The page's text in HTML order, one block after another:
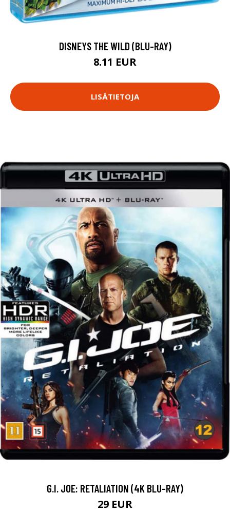
DISNEYS THE WILD (BLU-RAY)
8.11 EUR
LISÄTIETOJA
G.I. JOE: RETALIATION (4K BLU-RAY)
29 EUR